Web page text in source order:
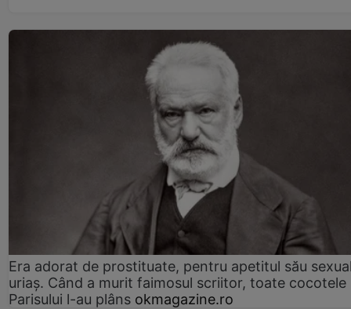
Era adorat de prostituate, pentru apetitul său
uriaș. Când a murit faimosul scriitor, toate cocotele
Parisului l-au plâns okmagazine.ro